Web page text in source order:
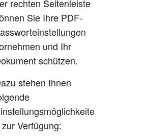
mehr als Inklusion
Pandemie
für Verwaltung
2021
8.0.0.2393
beim PDF-Format
verwalten
rechten Seitenleiste
Sie Ihre PDF-
und Ihr
schützen.
stehen Ihnen
zur Verfügung: